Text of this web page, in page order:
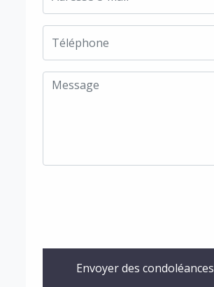
Envoyer des condoléances